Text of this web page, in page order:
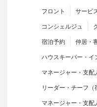
フロント
サービ
コンシェルジュ
宿泊予約
仲居・
ハウスキーパー・イ
マネージャー・支配
リーダー・チーフ（
マネージャー・支配